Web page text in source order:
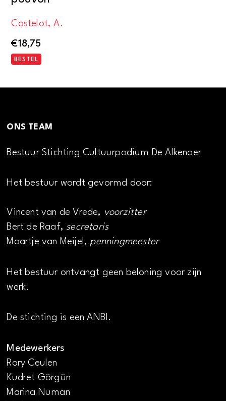
Castelot, A.
€18,75
BESTEL
ONS TEAM
Bestuur Stichting Cultuurpodium De Alkenaer
Het bestuur wordt gevormd door:
Vincent van de Vrede, voorzitter
Bert de Raaf, secretaris
Maartje van Meijel, penningmeester
Het bestuur ontvangt geen beloning voor zijn
werk.
De stichting is een ANBI.
Medewerkers
Rory Ceulen
Kudret Görgün
Marina Numan